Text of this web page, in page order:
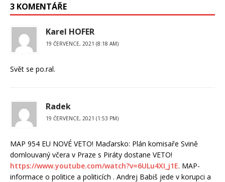
3 KOMENTÁŘE
Karel HOFER
19 ČERVENCE, 2021 (8:18 AM)
Svět se po.ral.
Radek
19 ČERVENCE, 2021 (1:53 PM)
MAP 954 EU NOVÉ VETO! Maďarsko: Plán komisaře Svině
domlouvaný včera v Praze s Piráty dostane VETO!
https://www.youtube.com/watch?v=6ULu4XI_j1E. MAP-
informace o politice a politicích . Andrej Babiš jede v korupci a